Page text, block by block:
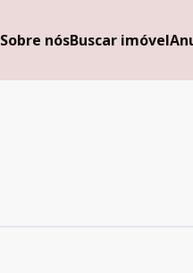
Sobre nósBuscar imóvel